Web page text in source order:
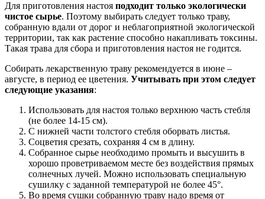
Для приготовления настоя подходит только экологически
чистое сырье. Поэтому выбирать следует только траву,
собранную вдали от дорог и неблагоприятной экологической
территории, так как растение способно накапливать токсины.
Такая трава для сбора и приготовления настоя не годится.
Собирать лекарственную траву рекомендуется в июне –
августе, в период ее цветения. Учитывать при этом следует
следующие указания:
Использовать для настоя только верхнюю часть стебля
(не более 14-15 см).
С нижней части толстого стебля оборвать листья.
Соцветия срезать, сохраняя 4 см в длину.
Собранное сырье необходимо промыть и высушить в
хорошо проветриваемом месте без воздействия прямых
солнечных лучей. Можно использовать специальную
сушилку с заданной температурой не более 45°.
Во время сушки собранную траву надо время от